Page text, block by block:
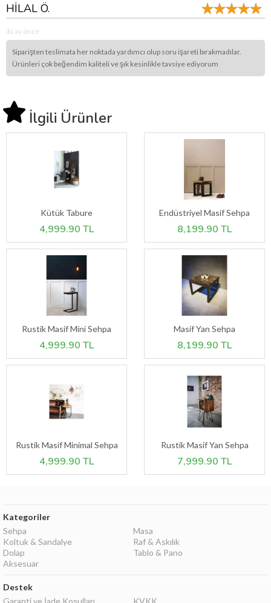
HİLAL Ö.
iki ay önce
Siparişten teslimata her noktada yardımcı olup soru işareti bırakmadılar.
Ürünleri çok beğendim kaliteli ve şık kesinlikle tavsiye ediyorum
İlgili Ürünler
Kütük Tabure
4,999.90 TL
Endüstriyel Masif Sehpa
8,199.90 TL
Rustik Masif Mini Sehpa
4,999.90 TL
Masif Yan Sehpa
8,199.90 TL
Rustik Masif Minimal Sehpa
4,999.90 TL
Rustik Masif Yan Sehpa
7,999.90 TL
Kategoriler
Sehpa
Masa
Koltuk & Sandalye
Raf & Askılık
Dolap
Tablo & Pano
Aksesuar
Destek
Garanti ve İade Koşulları
KVKK